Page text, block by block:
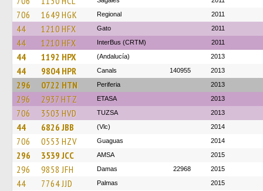
706 1649 HGK Regional 2011
44 1210 HFX Gato 2011
44 1210 HFX InterBus (CRTM) 2011
44 1192 HPX (Andalucía) 2013
44 9804 HPR Canals 140955 2013
296 0722 HTN Periferia 2013
296 2937 HTZ ETASA 2013
706 3503 HVD TUZSA 2013
44 6826 JBB (Vlc) 2014
706 0553 HZV Guaguas 2014
296 3539 JCC AMSA 2015
296 9858 JFH Damas 22968 2015
44 7764 JJD Palmas 2015